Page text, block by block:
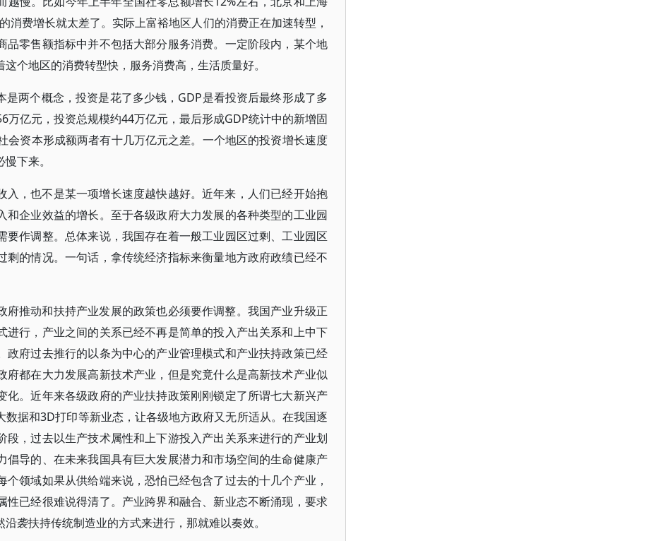
消费增长就太差了。实际上富裕地区人们的消费正在加速转型，
品零售额指标中并不包括大部分服务消费。一定阶段内，某个地
个地区的消费转型快，服务消费高，生活质量好。
是两个概念，投资是花了多少钱，GDP是看投资后最终形成了多
万亿元，投资总规模约44万亿元，最后形成GDP统计中的新增固
会资本形成额两者有十几万亿元之差。一个地区的投资增长速度
下来。
入，也不是某一项增长速度越快越好。近年来，人们已经开始抱
和企业效益的增长。至于各级政府大力发展的各种类型的工业园
要作调整。总体来说，我国存在着一般工业园区过剩、工业园区
剩的情况。一句话，拿传统经济指标来衡量地方政府政绩已经不
府推动和扶持产业发展的政策也必须要作调整。我国产业升级正
进行，产业之间的关系已经不再是简单的投入产出关系和上中下
政府过去推行的以条为中心的产业管理模式和产业扶持政策已经
府都在大力发展高新技术产业，但是究竟什么是高新技术产业似
化。近年来各级政府的产业扶持政策刚刚锁定了所谓七大新兴产
据和3D打印等新业态，让各级地方政府又无所适从。在我国逐
段，过去以生产技术属性和上下游投入产出关系来进行的产业划
倡导的、在未来我国具有巨大发展潜力和市场空间的生命健康产
领域如果从供给端来说，恐怕已经包含了过去的十几个产业，
性已经很难说得清了。产业跨界和融合、新业态不断涌现，要求
袭扶持传统制造业的方式来进行，那就难以奏效。